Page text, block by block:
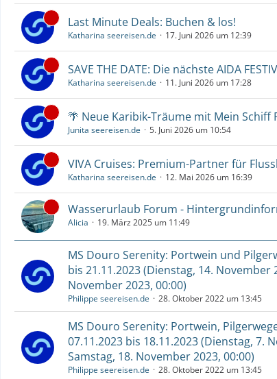
Last Minute Deals: Buchen & los!
Katharina seereisen.de 17. Juni 2026 um 12:39
SAVE THE DATE: Die nächste AIDA
Katharina seereisen.de 11. Juni 2026 um 17:28
🌴 Neue Karibik-Träume mit Mein Schiff
Junita seereisen.de 5. Juni 2026 um 10:54
VIVA Cruises: Premium-Partner für
Katharina seereisen.de 12. Mai 2026 um 16:39
Wasserurlaub Forum -
Alicia 19. März 2025 um 11:49
MS Douro Serenity: Portwein und
bis 21.11.2023 (Dienstag, 14. November
November 2023, 00:00)
Philippe seereisen.de 28. Oktober 2022 um 13:45
MS Douro Serenity: Portwein,
07.11.2023 bis 18.11.2023 (Dienstag, 7.
Samstag, 18. November 2023, 00:00)
Philippe seereisen.de 28. Oktober 2022 um 13:45